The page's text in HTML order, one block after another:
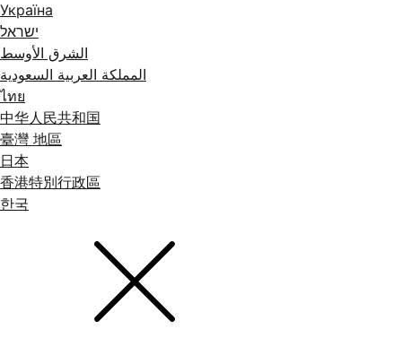
Україна
ישראל
الشرق الأوسط
المملكة العربية السعودية
ไทย
中华人民共和国
臺灣 地區
日本
香港特別行政區
한국